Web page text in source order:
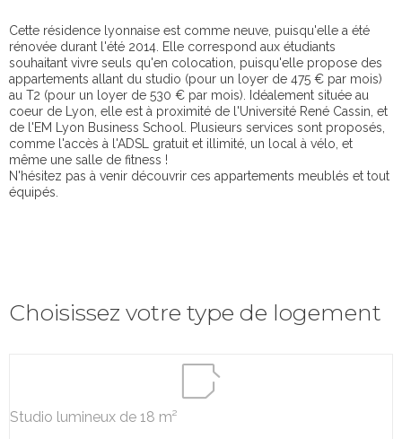
Cette résidence lyonnaise est comme neuve, puisqu'elle a été
rénovée durant l'été 2014. Elle correspond aux étudiants
souhaitant vivre seuls qu'en colocation, puisqu'elle propose des
appartements allant du studio (pour un loyer de 475 € par mois)
au T2 (pour un loyer de 530 € par mois). Idéalement située au
coeur de Lyon, elle est à proximité de l'Université René Cassin, et
de l'EM Lyon Business School. Plusieurs services sont proposés,
comme l'accès à l'ADSL gratuit et illimité, un local à vélo, et
même une salle de fitness !
N'hésitez pas à venir découvrir ces appartements meublés et tout
équipés.
Choisissez votre type de logement
Studio lumineux de 18 m²